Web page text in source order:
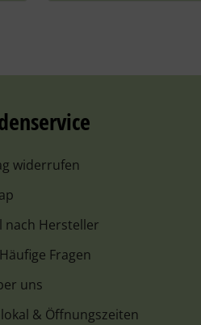
widerrufen
nach Hersteller
Fragen
uns
& Öffnungszeiten